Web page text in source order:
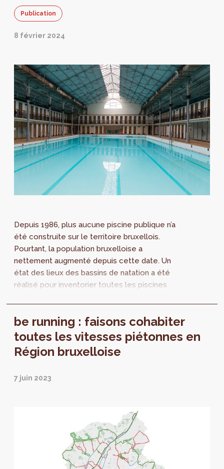
Publication
8 février 2024
Depuis 1986, plus aucune piscine publique n’a
été construite sur le territoire bruxellois.
Pourtant, la population bruxelloise a
nettement augmenté depuis cette date. Un
état des lieux des bassins de natation a été
réalisé pour inventorier toutes les piscines
Des recommandations sont également
formulées.
be running : faisons cohabiter
toutes les vitesses piétonnes en
Région bruxelloise
7 juin 2023